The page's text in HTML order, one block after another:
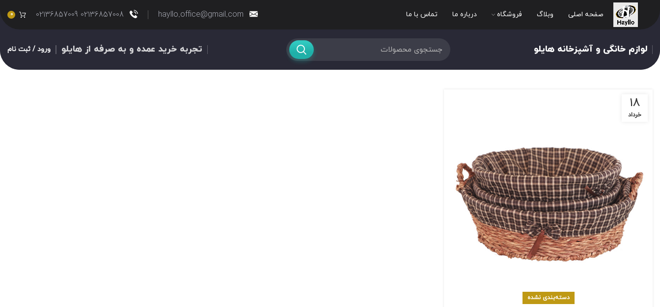
صفحه اصلی وبلاگ فروشگاه درباره ما تماس با ما hayllo.office@gmail.com
02136857008 02136857009
0
لوازم خانگی و آشپزخانه هایلو تجربه خرید عمده و به صرفه از هایلو ورود / ثبت نام
18
خرداد
دسته‌بندی نشده